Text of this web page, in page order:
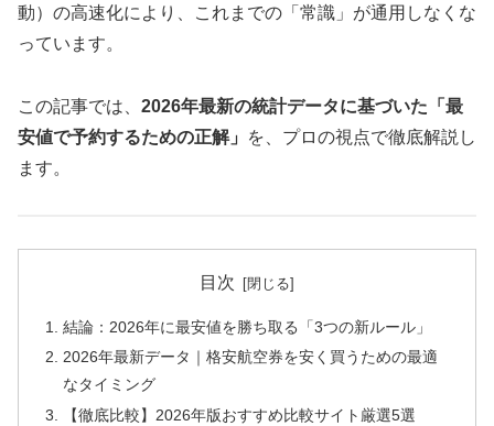
動）の高速化により、これまでの「常識」が通用しなくな
っています。
この記事では、 2026年最新の統計データに基づいた「最
安値で予約するための正解」
を、プロの視点で徹底解説し
ます。
目次
結論：2026年に最安値を勝ち取る「3つの新ルール」
2026年最新データ｜格安航空券を安く買うための最適
なタイミング
【徹底比較】2026年版おすすめ比較サイト厳選5選